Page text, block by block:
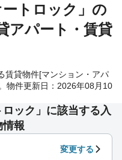
トロック」の
アパート・賃貸
賃貸物件[マンション・アパ
物件更新日：2026年08月10
ック」に該当する入
情報
変更する